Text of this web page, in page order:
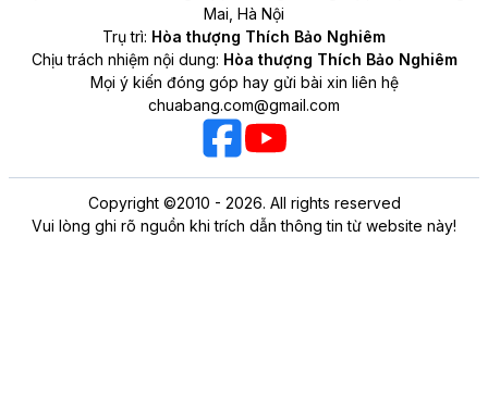
Mai, Hà Nội
Trụ trì: Hòa thượng Thích Bảo Nghiêm
Chịu trách nhiệm nội dung: Hòa thượng Thích Bảo Nghiêm
Mọi ý kiến đóng góp hay gửi bài xin liên hệ
chuabang.com@gmail.com
Copyright ©2010 - 2026. All rights reserved
Vui lòng ghi rõ nguồn khi trích dẫn thông tin từ website này!